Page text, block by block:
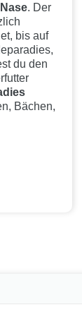
. Der
bis auf
du den
Bächen,